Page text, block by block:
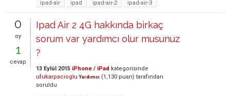
ipad-air
ipad ipad-air-2 ipad-air-3
0
oy
1
cevap
Ipad Air 2 4G hakkında birkaç
sorum var yardımcı olur musunuz
?
13 Eylül 2015 iPhone / iPad kategorisinde
ufukarpacioglu Yardımcı (1,130 puan) tarafından
soruldu